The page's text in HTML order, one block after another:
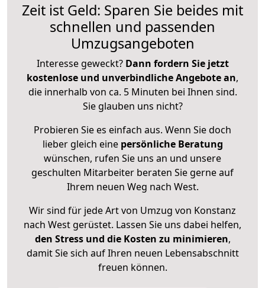
Zeit ist Geld: Sparen Sie beides mit
schnellen und passenden
Umzugsangeboten
Interesse geweckt? Dann fordern Sie jetzt
kostenlose und unverbindliche Angebote an,
die innerhalb von ca. 5 Minuten bei Ihnen sind.
Sie glauben uns nicht?
Probieren Sie es einfach aus. Wenn Sie doch
lieber gleich eine persönliche Beratung
wünschen, rufen Sie uns an und unsere
geschulten Mitarbeiter beraten Sie gerne auf
Ihrem neuen Weg nach West.
Wir sind für jede Art von Umzug von Konstanz
nach West gerüstet. Lassen Sie uns dabei helfen,
den Stress und die Kosten zu minimieren,
damit Sie sich auf Ihren neuen Lebensabschnitt
freuen können.